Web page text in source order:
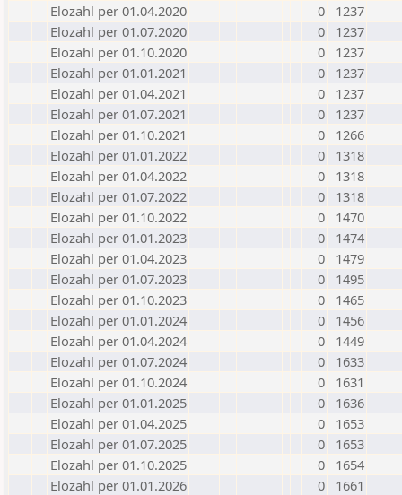
Elozahl per 01.04.2020
0
1237
Elozahl per 01.07.2020
0
1237
Elozahl per 01.10.2020
0
1237
Elozahl per 01.01.2021
0
1237
Elozahl per 01.04.2021
0
1237
Elozahl per 01.07.2021
0
1237
Elozahl per 01.10.2021
0
1266
Elozahl per 01.01.2022
0
1318
Elozahl per 01.04.2022
0
1318
Elozahl per 01.07.2022
0
1318
Elozahl per 01.10.2022
0
1470
Elozahl per 01.01.2023
0
1474
Elozahl per 01.04.2023
0
1479
Elozahl per 01.07.2023
0
1495
Elozahl per 01.10.2023
0
1465
Elozahl per 01.01.2024
0
1456
Elozahl per 01.04.2024
0
1449
Elozahl per 01.07.2024
0
1633
Elozahl per 01.10.2024
0
1631
Elozahl per 01.01.2025
0
1636
Elozahl per 01.04.2025
0
1653
Elozahl per 01.07.2025
0
1653
Elozahl per 01.10.2025
0
1654
Elozahl per 01.01.2026
0
1661